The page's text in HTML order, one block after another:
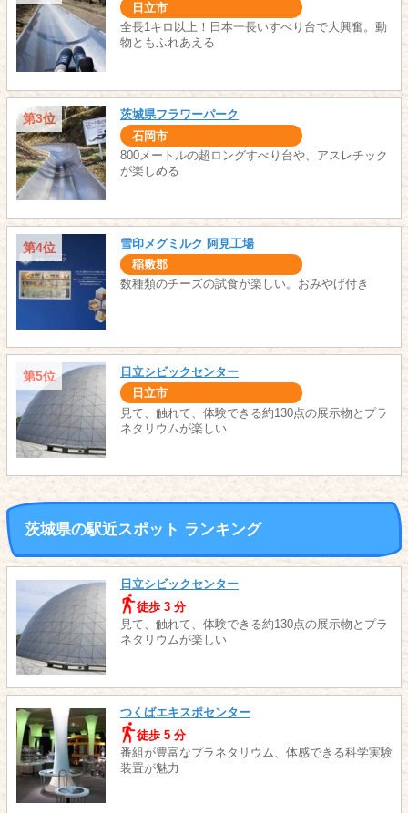
日立市
全長1キロ以上！日本一長いすべり台で大興奮。動
物ともふれあえる
第3位 茨城県フラワーパーク
石岡市
800メートルの超ロングすべり台や、アスレチック
が楽しめる
第4位 雪印メグミルク 阿見工場
稲敷郡
数種類のチーズの試食が楽しい。おみやげ付き
第5位 日立シビックセンター
日立市
見て、触れて、体験できる約130点の展示物とプラ
ネタリウムが楽しい
茨城県の駅近スポット ランキング
日立シビックセンター
徒歩 3 分
見て、触れて、体験できる約130点の展示物とプラ
ネタリウムが楽しい
つくばエキスポセンター
徒歩 5 分
番組が豊富なプラネタリウム、体感できる科学実験
装置が魅力